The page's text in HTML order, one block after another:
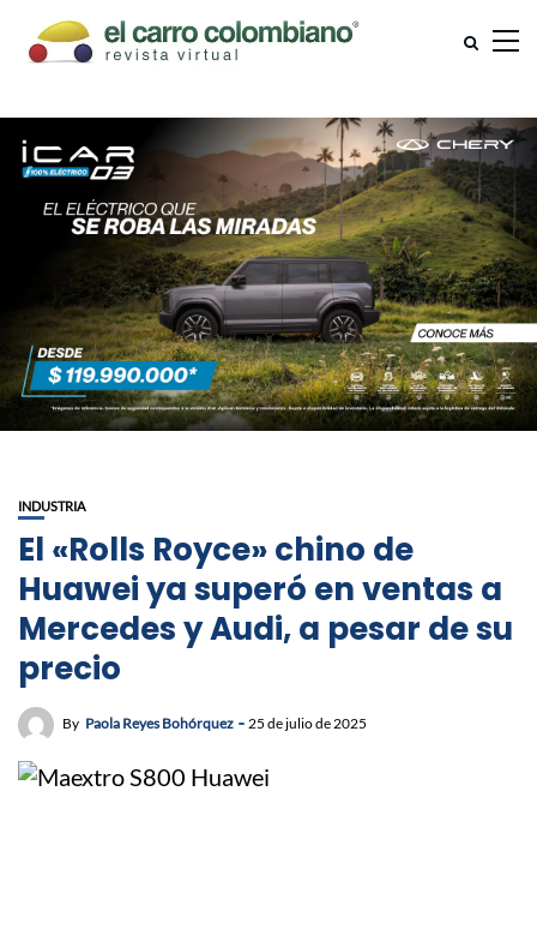
INDUSTRIA
El «Rolls Royce» chino de
Huawei ya superó en ventas a
Mercedes y Audi, a pesar de su
precio
By Paola Reyes Bohórquez 25 de julio de 2025